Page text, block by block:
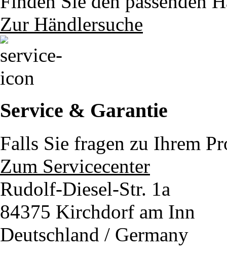
Zur Händlersuche
Service & Garantie
Falls Sie fragen zu Ihrem
Zum Servicecenter
Rudolf-Diesel-Str. 1a
84375 Kirchdorf am Inn
Deutschland / Germany